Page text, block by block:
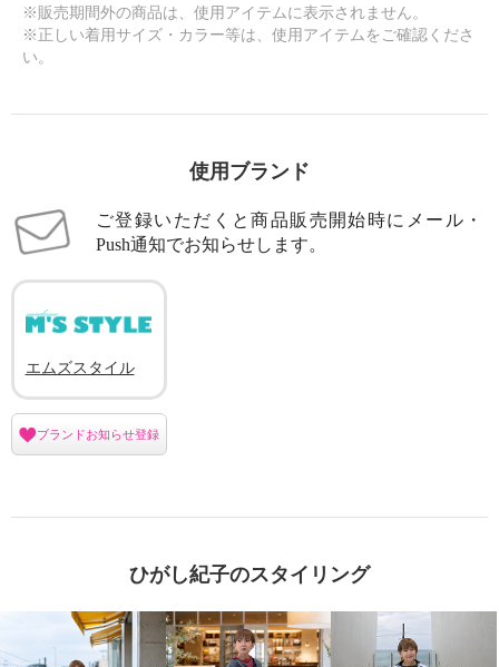
※販売期間外の商品は、使用アイテムに表示されません。
※正しい着用サイズ・カラー等は、使用アイテムをご確認くださ
い。
使用ブランド
ご登録いただくと商品販売開始時にメール・
Push通知でお知らせします。
エムズスタイル
ブランドお知らせ登録
ひがし紀子のスタイリング